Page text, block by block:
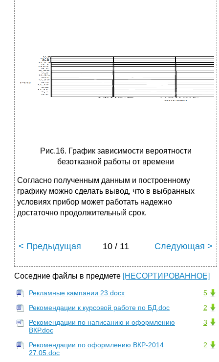
Рис.16. График зависимости вероятности
безотказной работы от времени
Согласно полученным данным и построенному
графику можно сделать вывод, что в выбранных
условиях прибор может работать надежно
достаточно продолжительный срок.
< Предыдущая 10 / 11 Следующая >
Соседние файлы в предмете [НЕСОРТИРОВАННОЕ]
5
Рекламные кампании 23.docx
2
Рекомендации к курсовой работе по БД.doc
3
Рекомендации по написанию и оформлению
ВКР.doc
2
Рекомендации по оформлению ВКР-2014
27.05.doc